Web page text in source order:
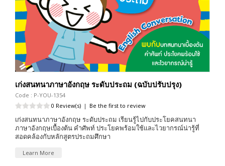
เก่งสนทนาภาษาอังกฤษ ระดับประถม (ฉบับปรับปรุง)
Code : P-YOU-1354
0 Review(s) | Be the first to review
เก่งสนทนาภาษาอังกฤษ ระดับประถม เรียนรู้ไปกับประโยคสนทนา
ภาษาอังกฤษเบื้องต้น คำศัพท์ ประโยคพร้อมใช้และไวยากรณ์น่ารู้ที่
สอดคล้องกับหลักสูตรประถมศึกษา
Learn More